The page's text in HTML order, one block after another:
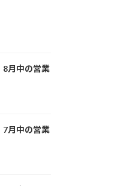
月中の営業
月中の営業